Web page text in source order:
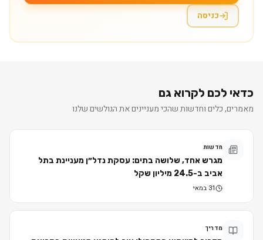
כניסה
כדאי לכם לקרוא גם
מאמרים, כלים וחדשות שהכי מעניינים את הגולשים שלנו
חדשות
מגרש אחד, שלושה בתים: עסקת נדל״ן מעניינת בתל
אביב ב-24.5 מיליון שקל
31 במאי
מדריך